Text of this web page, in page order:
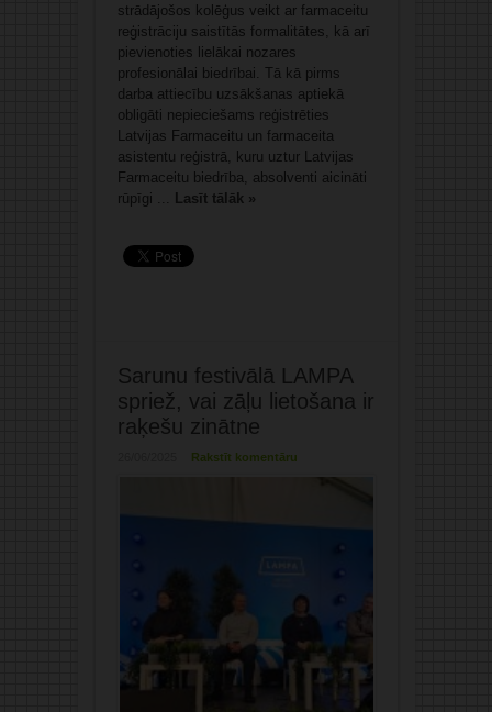
strādājošos kolēģus veikt ar farmaceitu
reģistrāciju saistītās formalitātes, kā arī
pievienoties lielākai nozares
profesionālai biedrībai. Tā kā pirms
darba attiecību uzsākšanas aptiekā
obligāti nepieciešams reģistrēties
Latvijas Farmaceitu un farmaceita
asistentu reģistrā, kuru uztur Latvijas
Farmaceitu biedrība, absolventi aicināti
rūpīgi ... Lasīt tālāk »
Sarunu festivālā LAMPA
spriež, vai zāļu lietošana ir
raķešu zinātne
Rakstīt komentāru